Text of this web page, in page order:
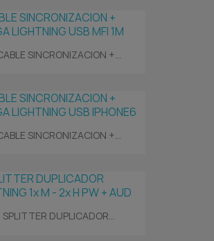
SINCRONIZACION +...
SINCRONIZACION +...
SPLITTER DUPLICADOR...